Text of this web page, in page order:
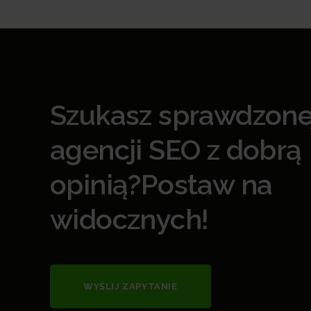
Szukasz
agencji SEO z dobrą
opinią?Postaw na
widocznych!
WYŚLIJ ZAPYTANIE